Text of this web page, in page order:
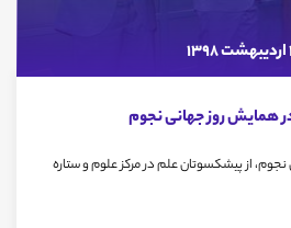
همایش روز جهانی نجوم
از پیشکسوتان علم در مرکز علوم و ستاره